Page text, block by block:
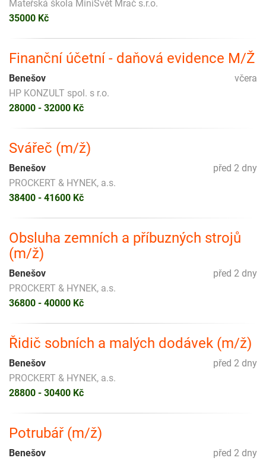
Mateřská škola MiniSvět Mrač s.r.o.
35000 Kč
Finanční účetní - daňová evidence M/Ž
včera
Benešov
HP KONZULT spol. s r.o.
28000 - 32000 Kč
Svářeč (m/ž)
před 2 dny
Benešov
PROCKERT & HYNEK, a.s.
38400 - 41600 Kč
Obsluha zemních a příbuzných strojů
(m/ž)
před 2 dny
Benešov
PROCKERT & HYNEK, a.s.
36800 - 40000 Kč
Řidič sobních a malých dodávek (m/ž)
před 2 dny
Benešov
PROCKERT & HYNEK, a.s.
28800 - 30400 Kč
Potrubář (m/ž)
před 2 dny
Benešov